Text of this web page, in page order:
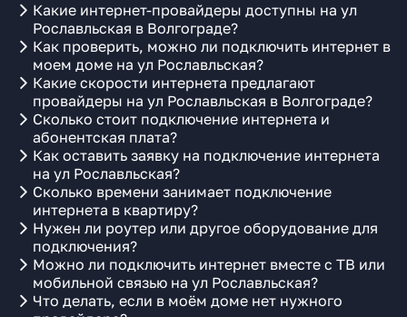
Какие интернет-провайдеры доступны на ул
Рославльская в Волгограде?
Как проверить, можно ли подключить интернет в
моем доме на ул Рославльская?
Какие скорости интернета предлагают
провайдеры на ул Рославльская в Волгограде?
Сколько стоит подключение интернета и
абонентская плата?
Как оставить заявку на подключение интернета
на ул Рославльская?
Сколько времени занимает подключение
интернета в квартиру?
Нужен ли роутер или другое оборудование для
подключения?
Можно ли подключить интернет вместе с ТВ или
мобильной связью на ул Рославльская?
Что делать, если в моём доме нет нужного